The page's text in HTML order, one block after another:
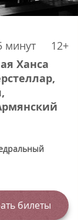
минут 12+
Ханса
билеты